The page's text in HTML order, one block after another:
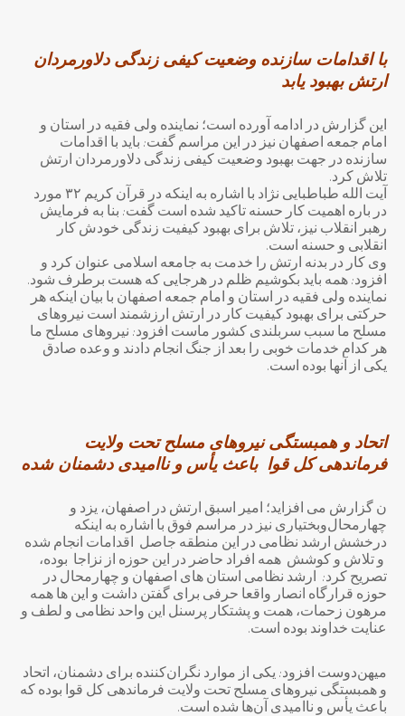
با اقدامات سازنده وضعیت کیفی زندگی دلاورمردان
ارتش بهبود یابد
این گزارش در ادامه آورده است؛ نماینده ولی فقیه در استان و
امام جمعه اصفهان نیز در این مراسم گفت: باید با اقدامات
سازنده در جهت بهبود وضعیت کیفی زندگی دلاورمردان ارتش
تلاش کرد.
آیت الله طباطبایی نژاد با اشاره به اینکه در قرآن کریم ۳۲ مورد
در باره اهمیت کار حسنه تاکید شده است گفت: بنا به فرمایش
رهبر انقلاب نیز، تلاش برای بهبود کیفیت زندگی خودش کار
انقلابی و حسنه است.
وی کار در بدنه ارتش را خدمت به جامعه اسلامی عنوان کرد و
افزود: همه باید بکوشیم ظلم در هرجایی که هست برطرف شود.
نماینده ولی فقیه در استان و امام جمعه اصفهان با بیان اینکه هر
حرکتی برای بهبود کیفیت کار در ارتش ارزشمند است نیرو‌های
مسلح ما سبب سربلندی کشور ماست افزود: نیرو‌های مسلح ما
هر کدام خدمات خوبی را بعد از جنگ انجام دادند و وعده صادق
یکی از آنها بوده است.
اتحاد و همبستگی نیروهای مسلح تحت ولایت
فرماندهی کل قوا باعث یأس و ناامیدی دشمنان شده
ن گزارش می افزاید؛ امیر اسبق ارتش در اصفهان، یزد و
چهارمحال‌وبختیاری نیز در مراسم فوق با اشاره به اینکه
درخشش ارشد نظامی در این منطقه جاصل اقدامات انجام شده
و تلاش و کوشش همه افراد حاضر در این حوزه از نزاجا بوده،
تصریح کرد: ارشد نظامی استان های اصفهان و چهارمحال در
حوزه قرارگاه انصار واقعا حرفی برای گفتن داشت و این ها همه
مرهون زحمات، همت و پشتکار پرسنل این واحد نظامی و لطف و
عنایت خداوند بوده است.
میهن‌دوست افزود: یکی از موارد نگران‌کننده برای دشمنان، اتحاد
و همبستگی نیروهای مسلح تحت ولایت فرماندهی کل قوا بوده که
باعث یأس و ناامیدی آن‌ها شده است.